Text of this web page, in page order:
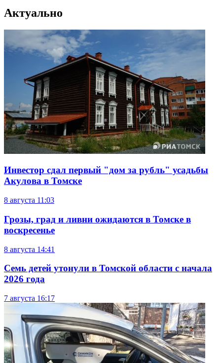
Актуально
Инвестор сдал первый "дом за рубль" усадьбы
Акулова в Томске
8 августа 11:03
Грозы, град и ливни ожидаются в Томске в
воскресенье
8 августа 14:41
Семь детей утонули в Томской области с начала
2026 года
7 августа 16:17